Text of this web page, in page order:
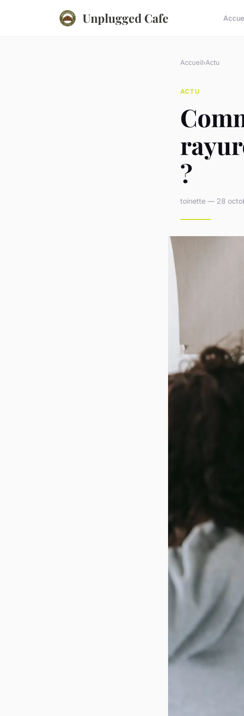
Unplugged Cafe
Accueil›Actu
ACTU
?
toinette — 28